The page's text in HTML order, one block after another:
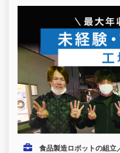
食品製造ロボットの組立